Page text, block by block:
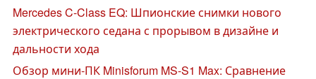
Mercedes C-Class EQ: Шпионские снимки нового
электрического седана с прорывом в дизайне и
дальности хода
Обзор мини-ПК Minisforum MS-S1 Max: Сравнение